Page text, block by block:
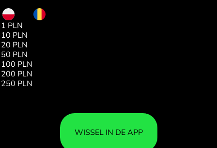
PLN
1 PLN
10 PLN
20 PLN
50 PLN
100 PLN
200 PLN
250 PLN
WISSEL IN DE APP